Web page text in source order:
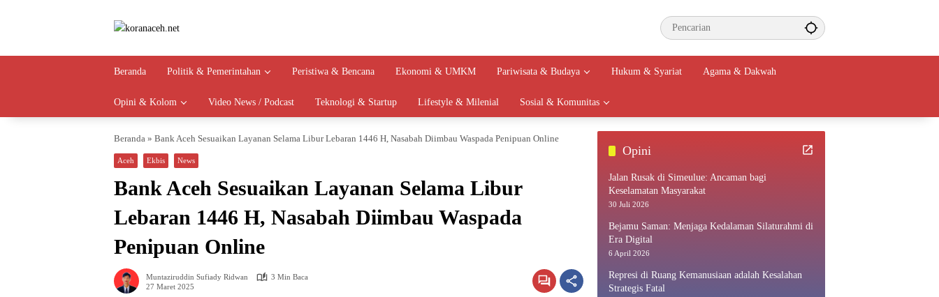
Beranda Politik & Pemerintahan Peristiwa & Bencana Ekonomi & UMKM Pariwisata & Budaya Hukum & Syariat Agama & Dakwah
Opini & Kolom Video News / Podcast Teknologi & Startup Lifestyle & Milenial Sosial & Komunitas
Beranda » Bank Aceh Sesuaikan Layanan Selama Libur Lebaran 1446 H, Nasabah Diimbau Waspada Penipuan Online
Aceh Ekbis News
Bank Aceh Sesuaikan Layanan Selama Libur
Lebaran 1446 H, Nasabah Diimbau Waspada
Penipuan Online
Muntaziruddin Sufiady Ridwan
3 Min Baca
27 Maret 2025
Opini
Jalan Rusak di Simeulue: Ancaman bagi
Keselamatan Masyarakat
30 Juli 2026
Bejamu Saman: Menjaga Kedalaman Silaturahmi di
Era Digital
6 April 2026
Represi di Ruang Kemanusiaan adalah Kesalahan
Strategis Fatal